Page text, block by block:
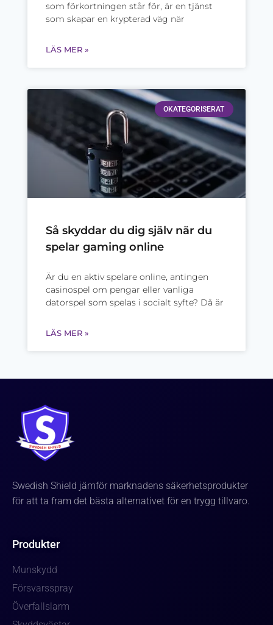
som förkortningen står för, är en tjänst
som skapar en krypterad väg när
LÄS MER »
OKATEGORISERAT
Så skyddar du dig själv när du
spelar gaming online
Är du en aktiv spelare online, antingen
casinospel om pengar eller vanliga
datorspel som spelas i socialt syfte? Då är
LÄS MER »
Swedish Shield jämför marknadens säkerhetsprodukter
för att ta fram det bästa alternativet för en trygg tillvaro.
Produkter
Munskydd
Försvarsspray
Överfallslarm